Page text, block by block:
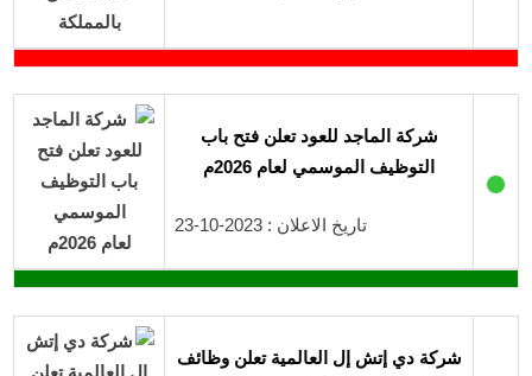
●
شركة الماجد للعود تعلن فتح باب
التوظيف الموسمي لعام 2026م
تاريخ الاعلان : 2023-10-23
شركة دي إتش إل العالمية تعلن وظائف